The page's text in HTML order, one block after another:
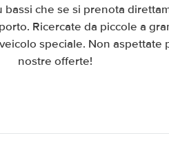
che se si prenota
Ricercate da piccole a
speciale. Non aspettate
nostre offerte!